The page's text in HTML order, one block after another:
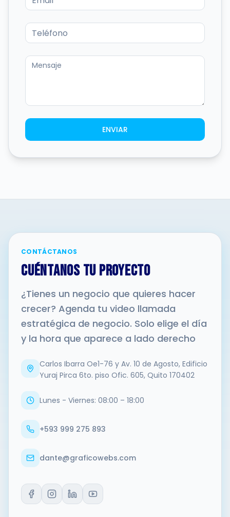
ENVIAR
CONTÁCTANOS
CUÉNTANOS TU PROYECTO
¿Tienes un negocio que quieres hacer
crecer? Agenda tu video llamada
estratégica de negocio. Solo elige el día
y la hora que aparece a lado derecho
Carlos Ibarra Oe1-76 y Av. 10 de Agosto, Edificio
Yuraj Pirca 6to. piso Ofic. 605, Quito 170402
Lunes - Viernes: 08:00 – 18:00
+593 999 275 893
dante@graficowebs.com